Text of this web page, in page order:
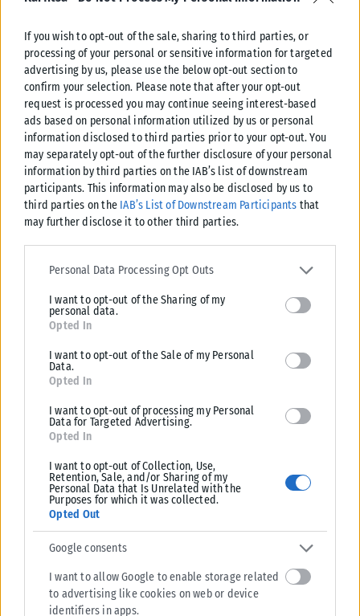
If you wish to opt-out of the sale, sharing to third parties, or
processing of your personal or sensitive information for targeted
advertising by us, please use the below opt-out section to
confirm your selection. Please note that after your opt-out
request is processed you may continue seeing interest-based
ads based on personal information utilized by us or personal
information disclosed to third parties prior to your opt-out. You
may separately opt-out of the further disclosure of your personal
information by third parties on the IAB’s list of downstream
participants. This information may also be disclosed by us to
third parties on the IAB’s List of Downstream Participants that
may further disclose it to other third parties.
Please note that this website/app uses one or more Google
services and may gather and store information including but not
deny consent to Google and its third-party tags to use your data
for below specified purposes in below Google consent section.
Personal Data Processing Opt Outs
I want to opt-out of the Sharing of my
personal data.
Opted In
I want to opt-out of the Sale of my Personal
Data.
Opted In
I want to opt-out of processing my Personal
Data for Targeted Advertising.
Opted In
I want to opt-out of Collection, Use,
Retention, Sale, and/or Sharing of my
Personal Data that Is Unrelated with the
Purposes for which it was collected.
Opted Out
Google consents
I want to allow Google to enable storage related
to advertising like cookies on web or device
identifiers in apps.
ΑΘΛΗΤΙΚΆ
Ενδιαφέρον της «Γαλατά» για τον Κωνσταντέλια
Πρόταση για τον δανεισμό του Γιάννη Κωνσταντέλια με οψιόν αγοράς
ΑΝΑΡΤΉΘΗΚΕ ΑΠΌKARFITSANEWS 07/08/2026